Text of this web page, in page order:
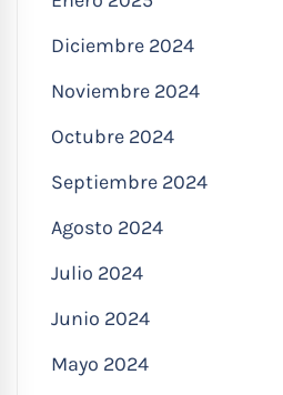
Diciembre 2024
Noviembre 2024
Octubre 2024
Septiembre 2024
Agosto 2024
Julio 2024
Junio 2024
Mayo 2024